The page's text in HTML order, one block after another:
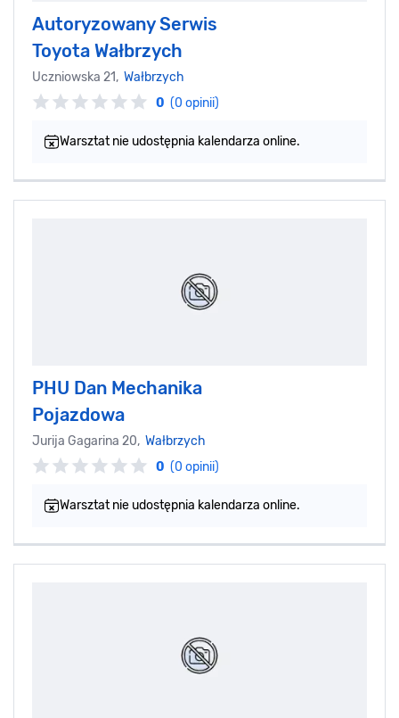
Autoryzowany Serwis
Toyota Wałbrzych
Uczniowska 21, Wałbrzych
0 (0 opinii)
Warsztat nie udostępnia kalendarza online.
PHU Dan Mechanika
Pojazdowa
Jurija Gagarina 20, Wałbrzych
0 (0 opinii)
Warsztat nie udostępnia kalendarza online.